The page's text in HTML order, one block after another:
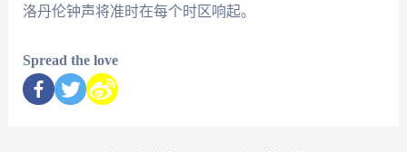
洛丹伦钟声将准时在每个时区响起。
Spread the love